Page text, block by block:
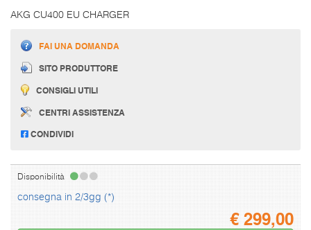
AKG CU400 EU CHARGER
FAI UNA DOMANDA
SITO PRODUTTORE
CONSIGLI UTILI
CENTRI ASSISTENZA
CONDIVIDI
Disponibilità
consegna in 2/3gg (*)
€299,00